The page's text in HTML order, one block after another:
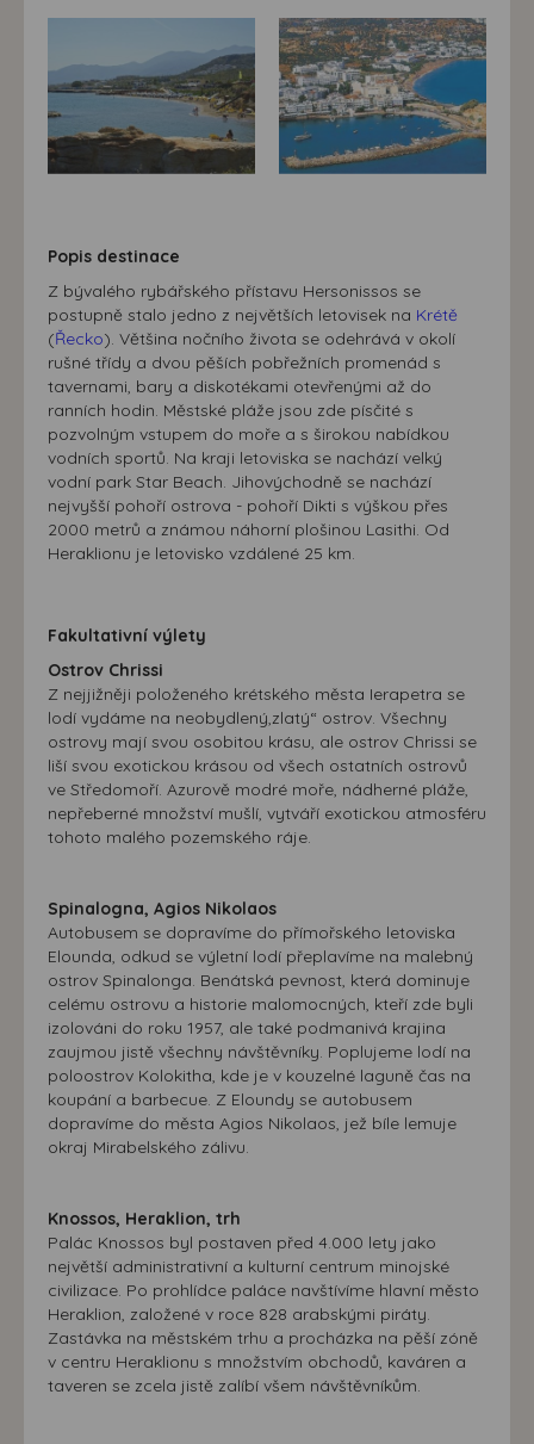
Popis destinace
Z bývalého rybářského přístavu Hersonissos se
postupně stalo jedno z největších letovisek na Krétě
(Řecko). Většina nočního života se odehrává v okolí
rušné třídy a dvou pěších pobřežních promenád s
tavernami, bary a diskotékami otevřenými až do
ranních hodin. Městské pláže jsou zde písčité s
pozvolným vstupem do moře a s širokou nabídkou
vodních sportů. Na kraji letoviska se nachází velký
vodní park Star Beach. Jihovýchodně se nachází
nejvyšší pohoří ostrova - pohoří Dikti s výškou přes
2000 metrů a známou náhorní plošinou Lasithi. Od
Heraklionu je letovisko vzdálené 25 km.
Fakultativní výlety
Ostrov Chrissi
Z nejjižněji položeného krétského města Ierapetra se
lodí vydáme na neobydlený,zlatý“ ostrov. Všechny
ostrovy mají svou osobitou krásu, ale ostrov Chrissi se
liší svou exotickou krásou od všech ostatních ostrovů
ve Středomoří. Azurově modré moře, nádherné pláže,
nepřeberné množství mušlí, vytváří exotickou atmosféru
tohoto malého pozemského ráje.
Spinalogna, Agios Nikolaos
Autobusem se dopravíme do přímořského letoviska
Elounda, odkud se výletní lodí přeplavíme na malebný
ostrov Spinalonga. Benátská pevnost, která dominuje
celému ostrovu a historie malomocných, kteří zde byli
izolováni do roku 1957, ale také podmanivá krajina
zaujmou jistě všechny návštěvníky. Poplujeme lodí na
poloostrov Kolokitha, kde je v kouzelné laguně čas na
koupání a barbecue. Z Eloundy se autobusem
dopravíme do města Agios Nikolaos, jež bíle lemuje
okraj Mirabelského zálivu.
Knossos, Heraklion, trh
Palác Knossos byl postaven před 4.000 lety jako
největší administrativní a kulturní centrum minojské
civilizace. Po prohlídce paláce navštívíme hlavní město
Heraklion, založené v roce 828 arabskými piráty.
Zastávka na městském trhu a procházka na pěší zóně
v centru Heraklionu s množstvím obchodů, kaváren a
taveren se zcela jistě zalíbí všem návštěvníkům.
souhlasu, nedojde k zobrazování obsahu a reklam
přizpůsobených Vašim zájmům.